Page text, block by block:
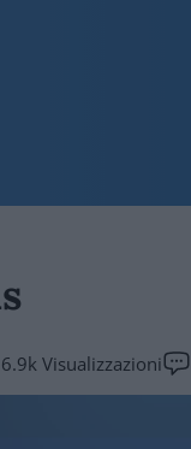
6.9kVisualizzazioni